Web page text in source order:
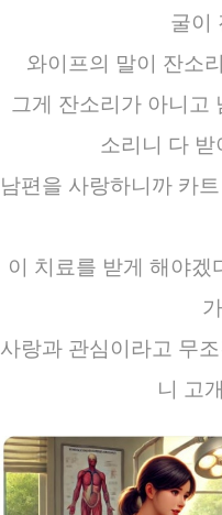
굴이
와이프의 말이 잔소
그게 잔소리가 아니고
소리니 다
남편을 사랑하니까 카
이 치료를 받게 해야겠
사랑과 관심이라고 무
니 고